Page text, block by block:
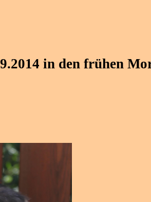
in den frühen